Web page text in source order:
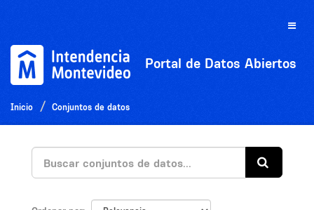
Toggle
Portal de Datos Abiertos
Inicio Conjuntos de datos